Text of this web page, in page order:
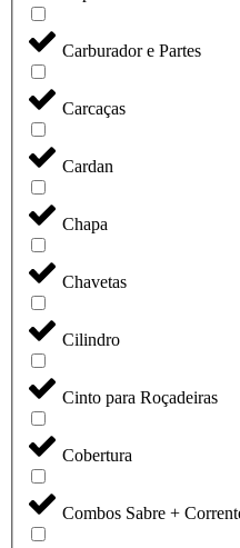
Carburador e Partes
Carcaças
Cardan
Chapa
Chavetas
Cilindro
Cinto para Roçadeiras
Cobertura
Combos Sabre +